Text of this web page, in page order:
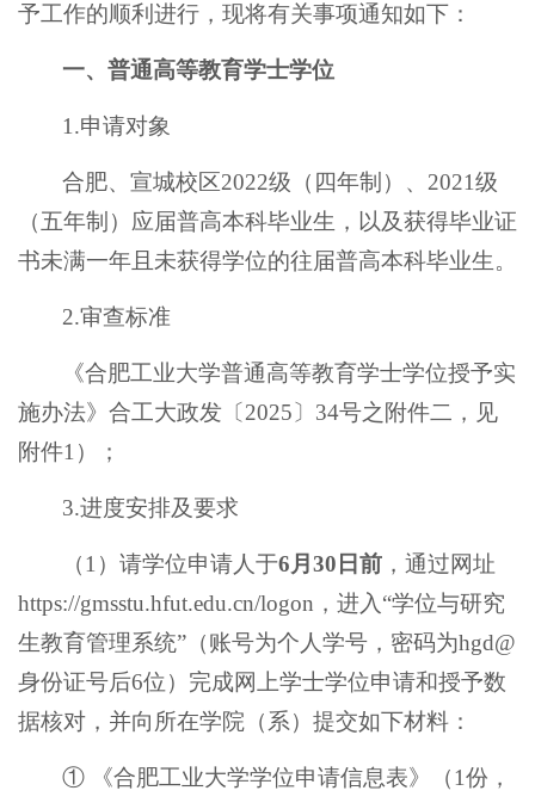
予工作的顺利进行，现将有关事项通知如下：
一、普通高等教育学士学位
1.申请对象
合肥、宣城校区2022级（四年制）、2021级
（五年制）应届普高本科毕业生，以及获得毕业证
书未满一年且未获得学位的往届普高本科毕业生。
2.审查标准
《合肥工业大学普通高等教育学士学位授予实
施办法》合工大政发〔2025〕34号之附件二，见
附件1）；
3.进度安排及要求
（1）请学位申请人于6月30 日前 ，通过网址
https://gmsstu.hfut.edu.cn/logon，进入“学位与研究
生教育管理系统”（账号为个人学号，密码为hgd@
身份证号后6位）完成网上学士学位申请和授予数
据核对，并向所在学院（系）提交如下材料：
① 《合肥工业大学学位申请信息表》（1份，